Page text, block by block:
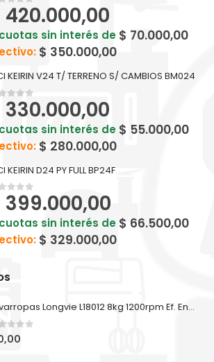
of 5
420.000,00
sin interés de $ 70.000,00
$ 350.000,00
KEIRIN V24 T/ TERRENO S/ CAMBIOS BM024
of 5
330.000,00
sin interés de $ 55.000,00
$ 280.000,00
KEIRIN D24 PY FULL BP24F
of 5
399.000,00
sin interés de $ 66.500,00
$ 329.000,00
Lavarropas Longvie L18012 8kg 1200rpm Ef. Energética A++
of 5